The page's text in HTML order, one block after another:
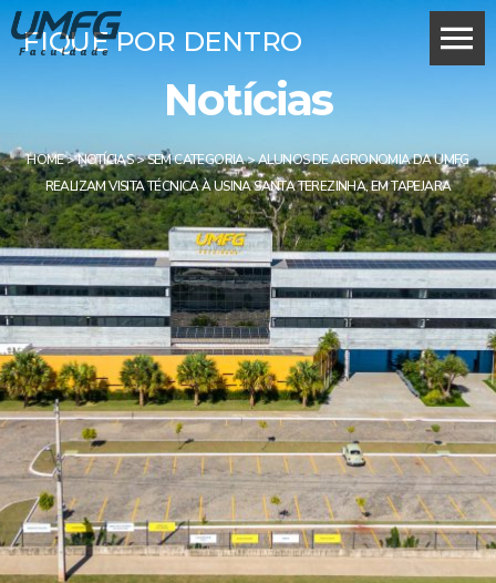
FIQUE POR DENTRO
Notícias
HOME>NOTÍCIAS>SEM CATEGORIA>ALUNOS DE AGRONOMIA DA UMFG
REALIZAM VISITA TÉCNICA À USINA SANTA TEREZINHA, EM TAPEJARA